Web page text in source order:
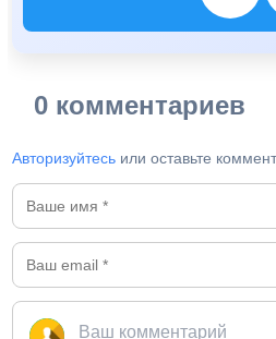
0 комментариев
Авторизуйтесь или оставьте